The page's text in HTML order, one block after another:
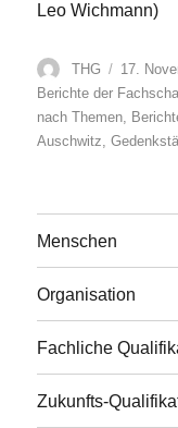
Leo Wichmann)
Autor
THG
am
17.
Berichte der
nach Themen,
Auschwitz,
Menschen
Organisation
Fachliche
Zukunfts-